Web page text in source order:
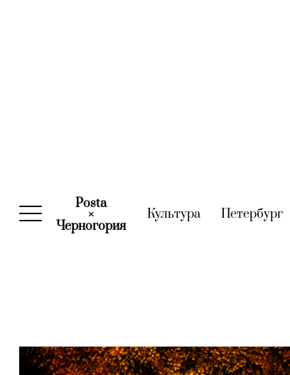
Posta
×
Черногория(current)
Культура(current)
Петербург